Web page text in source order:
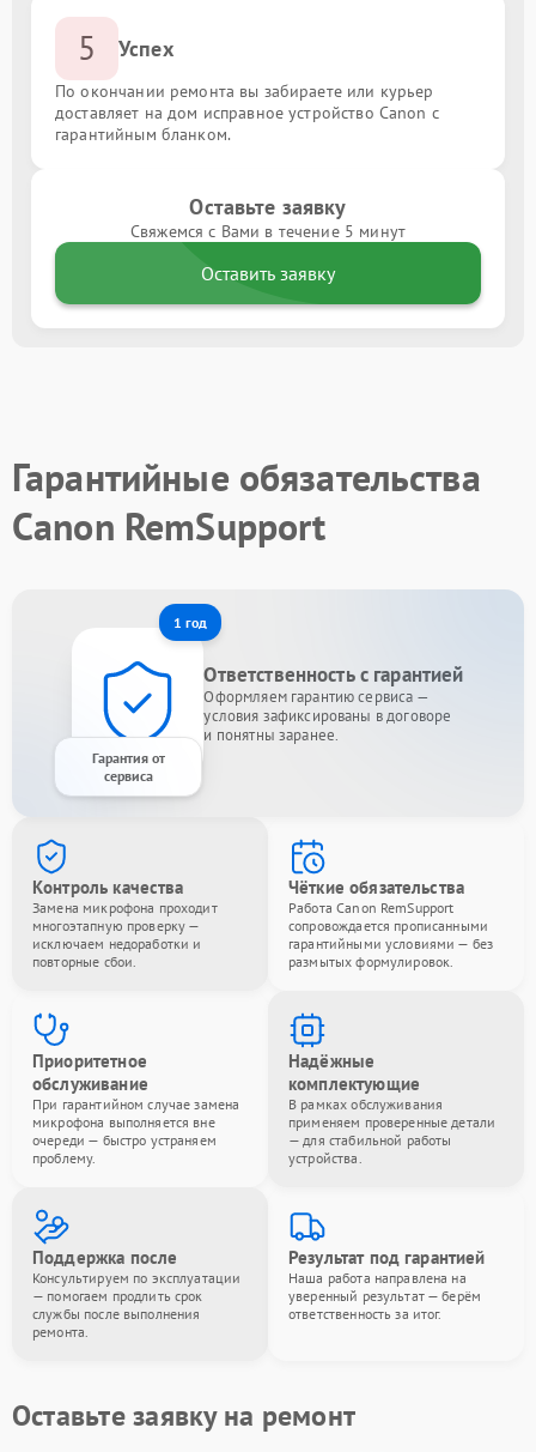
5 Успех
По окончании ремонта вы забираете или курьер
доставляет на дом исправное устройство Canon с
гарантийным бланком.
Оставьте заявку
Свяжемся с Вами в течение 5 минут
Оставить заявку
Гарантийные обязательства
Canon RemSupport
1 год
Гарантия от
сервиса
Ответственность с гарантией
Оформляем гарантию сервиса —
условия зафиксированы в договоре
и понятны заранее.
Контроль качества
Замена микрофона проходит
многоэтапную проверку —
исключаем недоработки и
повторные сбои.
Чёткие обязательства
Работа Canon RemSupport
сопровождается прописанными
гарантийными условиями — без
размытых формулировок.
Приоритетное
обслуживание
При гарантийном случае замена
микрофона выполняется вне
очереди — быстро устраняем
проблему.
Надёжные
комплектующие
В рамках обслуживания
применяем проверенные детали
— для стабильной работы
устройства.
Поддержка после
Консультируем по эксплуатации
— помогаем продлить срок
службы после выполнения
ремонта.
Результат под гарантией
Наша работа направлена на
уверенный результат — берём
ответственность за итог.
Оставьте заявку на ремонт